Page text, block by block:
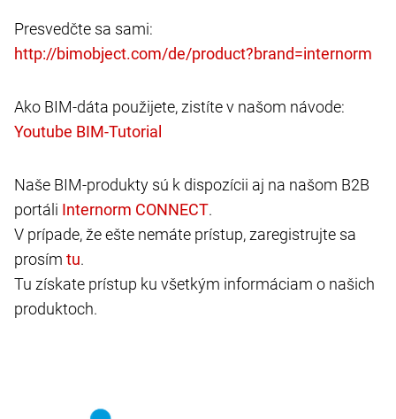
Presvedčte sa sami:
Ako BIM-dáta použijete, zistíte v našom návode:
Naše BIM-produkty sú k dispozícii aj na našom B2B
portáli
.
V prípade, že ešte nemáte prístup, zaregistrujte sa
prosím
.
Tu získate prístup ku všetkým informáciam o našich
produktoch.